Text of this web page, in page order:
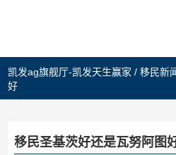
凯发ag旗舰厅-凯发天生赢家 /移民新
好
移民圣基茨好还是瓦努阿图